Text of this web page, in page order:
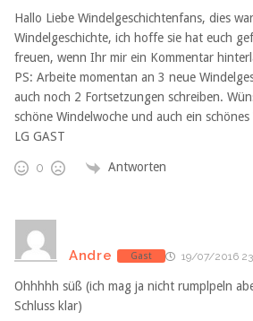
Hallo Liebe Windelgeschichtenfans, dies
Windelgeschichte, ich hoffe sie hat euch
freuen, wenn Ihr mir ein Kommentar
PS: Arbeite momentan an 3 neue
auch noch 2 Fortsetzungen schreiben.
schöne Windelwoche und auch ein
LG GAST
0 Antworten
Andre Gast 19/07/2016
Ohhhhh süß (ich mag ja nicht rumplpeln
Schluss klar)